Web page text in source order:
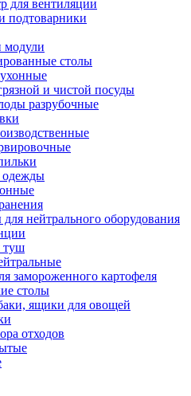
для вентиляции
подтоварники
модули
столы
и чистой посуды
разрубочные
нейтрального оборудования
туш
замороженного картофеля
столы
ящики для овощей
отходов